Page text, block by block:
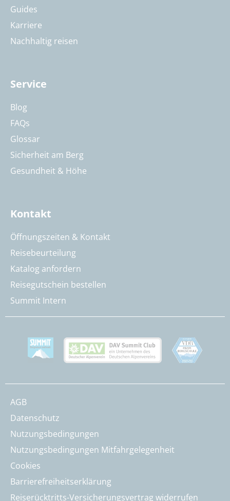
Guides
Karriere
Nachhaltig reisen
Service
Blog
FAQs
Glossar
Sicherheit am Berg
Gesundheit & Höhe
Kontakt
Öffnungszeiten & Kontakt
Reisebeurteilung
Katalog anfordern
Reisegutschein bestellen
Summit Intern
AGB
Datenschutz
Nutzungsbedingungen
Nutzungsbedingungen Mitfahrgelegenheit
Cookies
Barrierefreiheitserklärung
Reiserücktritts-Versicherungsvertrag widerrufen